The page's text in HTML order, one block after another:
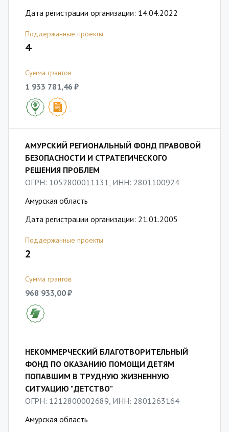
Дата регистрации организации: 14.04.2022
Поддержанные проекты
4
Сумма грантов
1 933 781,46 ₽
АМУРСКИЙ РЕГИОНАЛЬНЫЙ ФОНД ПРАВОВОЙ
БЕЗОПАСНОСТИ И СТРАТЕГИЧЕСКОГО
РЕШЕНИЯ ПРОБЛЕМ
ОГРН: 1052800011131, ИНН: 2801100924
Амурская область
Дата регистрации организации: 21.01.2005
Поддержанные проекты
2
Сумма грантов
968 933,00 ₽
НЕКОММЕРЧЕСКИЙ БЛАГОТВОРИТЕЛЬНЫЙ
ФОНД ПО ОКАЗАНИЮ ПОМОЩИ ДЕТЯМ
ПОПАВШИМ В ТРУДНУЮ ЖИЗНЕННУЮ
СИТУАЦИЮ "ДЕТСТВО"
ОГРН: 1212800002689, ИНН: 2801263164
Амурская область